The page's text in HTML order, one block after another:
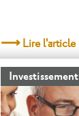
Lire l'article
Investissement